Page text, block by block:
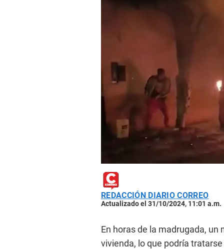
REDACCIÓN DIARIO CORREO
Actualizado el 31/10/2024, 11:01 a.m.
En horas de la madrugada,
vivienda, lo que podría